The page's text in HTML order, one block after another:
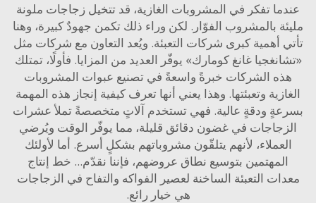
تفكر في المشروبات الغازية، قد تتخيل زجاجات ملونة
بالمشروب الفوّار. لكن وراء ذلك تكمن جهودٌ كبيرة، وهنا
أهمية كبرى شركات التعبئة. ويُعد التعاون مع شركات مثل
غانغ كومارك» يوفّر العديد من المزايا. فأولًا، تمتلك
الشركات خبرةً واسعةً في تصنيع عبوات المشروبات
وتعبئتها. وهذا يعني أنها تعرف كيفية إنجاز هذه المهمة
ودقةٍ عالية. فهي تستخدم آلاتٍ متخصصةً تملأ عشرات
في غضون دقائق قليلة، مما يوفّر الوقت ويُرضي
لأنهم يتلقّون مشروباتهم بشكلٍ أسرع. أما لأولئك
بتوسيع نطاق عروضهم، فإننا نقدّم...خط إنتاج
التعبئة الساخنة لعصير الفواكه والتفاح في الزجاجات
هي خيار رائع.